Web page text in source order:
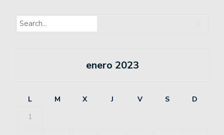
enero 2023
L M X J V S
D
1